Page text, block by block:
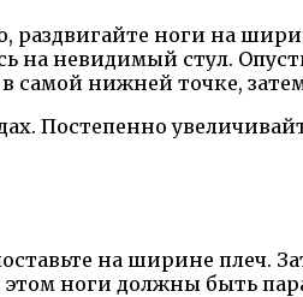
ноги на
на невидимый стул.
самой нижней точке,
Постепенно
на ширине плеч.
ноги должны быть